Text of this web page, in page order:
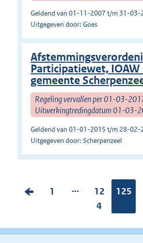
Geldend van 01-11-2007 t/m 31-03-
Uitgegeven door: Goes
Participatiewet, IOAW
gemeente
Regeling vervallen per 01-03-
Uitwerkingtredingdatum 01-03-
Geldend van 01-01-2015 t/m 28-02-
Uitgegeven door: Scherpenzeel
V
i
P
i
1 ...
P
a
i
12
4
125